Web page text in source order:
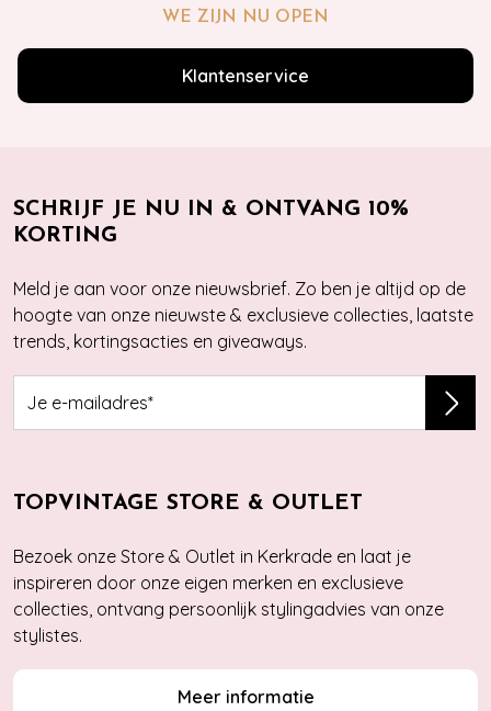
WE ZIJN NU OPEN
Klantenservice
SCHRIJF JE NU IN & ONTVANG 10%
KORTING
Meld je aan voor onze nieuwsbrief. Zo ben je altijd op de
hoogte van onze nieuwste & exclusieve collecties, laatste
trends, kortingsacties en giveaways.
TOPVINTAGE STORE & OUTLET
Bezoek onze Store & Outlet in Kerkrade en laat je
inspireren door onze eigen merken en exclusieve
collecties, ontvang persoonlijk stylingadvies van onze
stylistes.
Meer informatie